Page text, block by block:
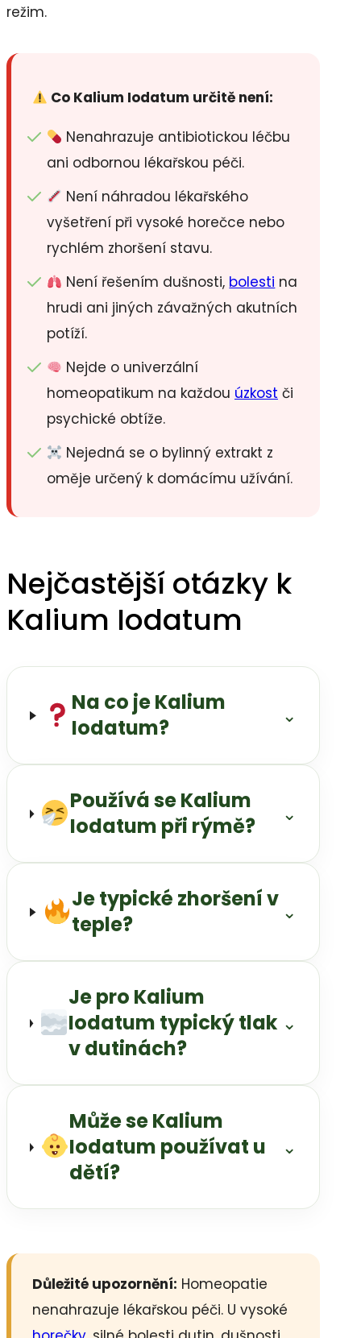
režim.
Co Kalium Iodatum určitě není:
Nenahrazuje antibiotickou léčbu
ani odbornou lékařskou péči.
Není náhradou lékařského
vyšetření při vysoké horečce nebo
rychlém zhoršení stavu.
Není řešením dušnosti, bolesti na
hrudi ani jiných závažných akutních
potíží.
Nejde o univerzální
homeopatikum na každou úzkost či
psychické obtíže.
Nejedná se o bylinný extrakt z
oměje určený k domácímu užívání.
Nejčastější otázky k
Kalium Iodatum
Na co je Kalium
Iodatum?
⌄
Používá se Kalium
Iodatum při rýmě?
⌄
Je typické zhoršení v
teple?
⌄
Je pro Kalium
Iodatum typický tlak
v dutinách?
⌄
Může se Kalium
Iodatum používat u
dětí?
⌄
Důležité upozornění: Homeopatie
nenahrazuje lékařskou péči. U vysoké